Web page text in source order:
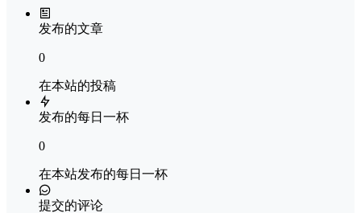
发布的文章
0
在本站的投稿
发布的每日一杯
0
在本站发布的每日一杯
提交的评论